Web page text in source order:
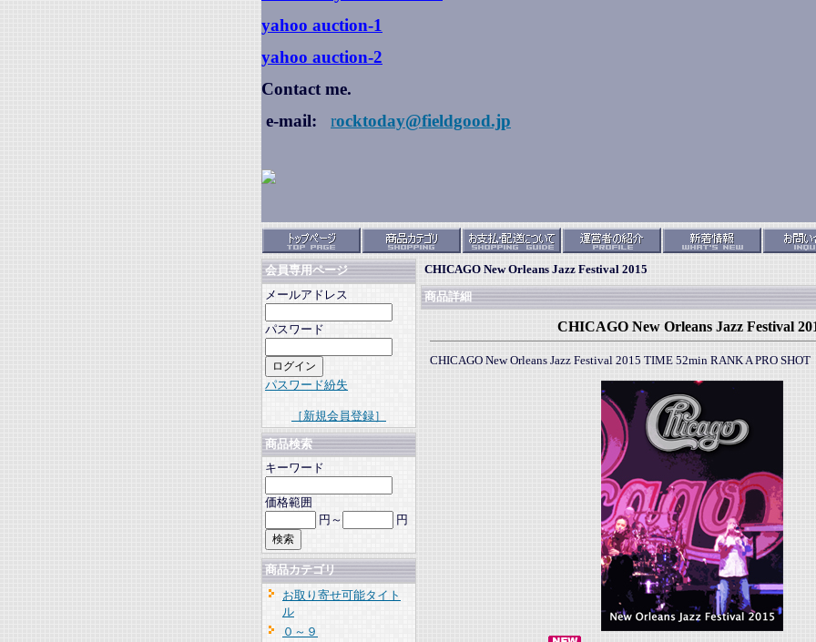
yahoo auction-1
yahoo auction-2
Contact me.
e-mail:
rocktoday@fieldgood.jp
会員専用ページ
メールアドレス
パスワード
パスワード紛失
［新規会員登録］
商品検索
キーワード
価格範囲
円～
円
商品カテゴリ
お取り寄せ可能タイト
ル
０～９
CHICAGO New Orleans Jazz Festival 2015
商品詳細
CHICAGO New Orleans Jazz Festival
CHICAGO New Orleans Jazz Festival 2015 TIME 52min RANK A PRO SHOT